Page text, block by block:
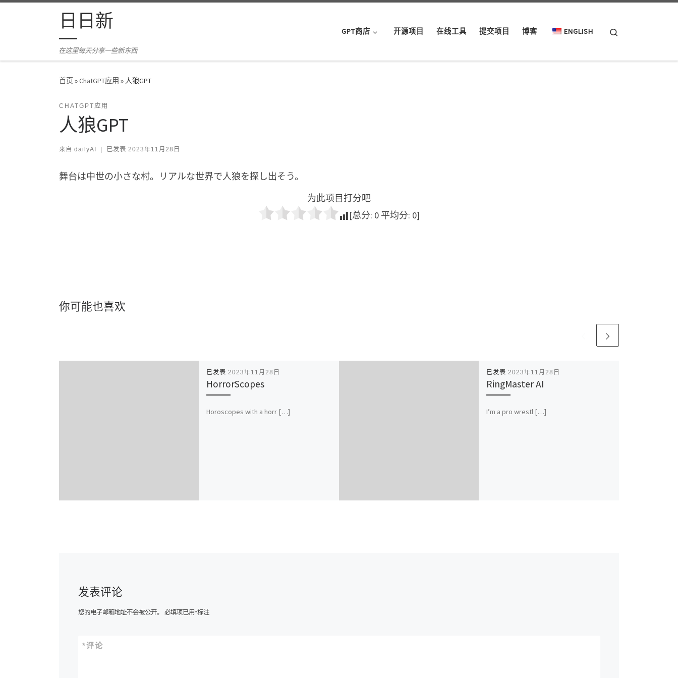
Skip to content日日新
在这里每天分享一些新东西
GPT商店 开源项目 在线工具 提交项目 博客 ENGLISH
首页»ChatGPT应用 » 人狼GPT
CHATGPT应用
人狼GPT
来自 dailyAI 已发表 2023年11月28日
舞台は中世の小さな村。リアルな世界で人狼を探し出そう。
为此项目打分吧
[总分: 0 平均分: 0]
你可能也喜欢
已发表 2023年11月28日
HorrorScopes
Horoscopes with a horr […]
已发表 2023年11月28日
RingMaster AI
I’m a pro wrestl […]
发表评论
您的电子邮箱地址不会被公开。 必填项已用*标注
评论
*